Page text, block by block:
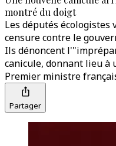
montré du doigt
Les députés écologistes
censure contre le
Ils dénoncent
canicule, donnant lieu à
Premier ministre
Partager